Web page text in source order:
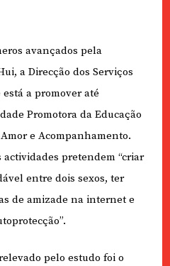
avançados pela
a Direcção dos Serviços
a promover até
Promotora da Educação
e Acompanhamento.
actividades pretendem “criar
entre dois sexos, ter
de amizade na internet e
pelo estudo foi o